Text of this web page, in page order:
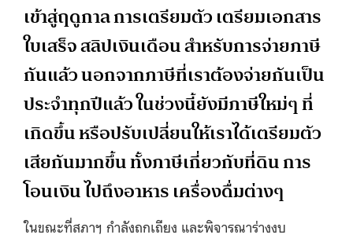
เข้าสู่ฤดูกาล การเตรียมตัว เตรียมเอกสาร
ใบเสร็จ สลิปเงินเดือน สำหรับการจ่ายภาษี
กันแล้ว นอกจากภาษีที่เราต้องจ่ายกันเป็น
ประจำทุกปีแล้ว ในช่วงนี้ยังมีภาษีใหม่ๆ ที่
เกิดขึ้น หรือปรับเปลี่ยนให้เราได้เตรียมตัว
เสียกันมากขึ้น ทั้งภาษีเกี่ยวกับที่ดิน การ
โอนเงิน ไปถึงอาหาร เครื่องดื่มต่างๆ
ในขณะที่สภาฯ​ กำลังถกเถียง และพิจารณาร่างงบ